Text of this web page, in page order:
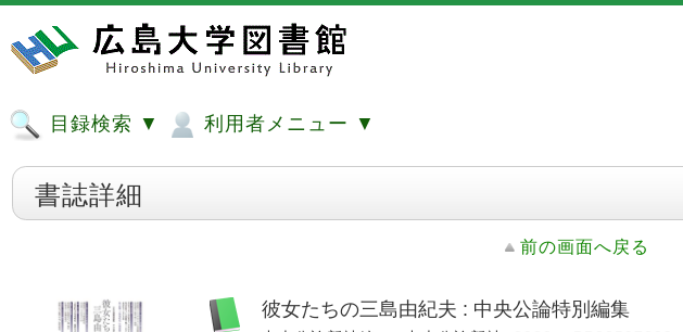
目録検索 ▼ 利用者メニュー ▼
書誌詳細
前の画面へ戻る
彼女たちの三島由紀夫 : 中央公論特別編集